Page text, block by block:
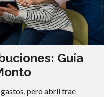
Guía
pero abril trae